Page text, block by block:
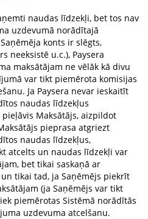
naudas līdzekļi, bet tos nav
uzdevumā norādītajā
konts ir slēgts,
neeksistē u.c.), Paysera
maksātājam ne vēlāk kā divu
var tikt piemērota komisijas
Ja Paysera nevar ieskaitīt
naudas līdzekļus
Maksātājs, aizpildot
pieprasa atgriezt
naudas līdzekļus,
atcelts un naudas līdzekļi var
bet tikai saskaņā ar
tikai tad, ja Saņēmējs piekrīt
(ja Saņēmējs var tikt
piemērotas Sistēmā norādītās
uzdevuma atcelšanu.